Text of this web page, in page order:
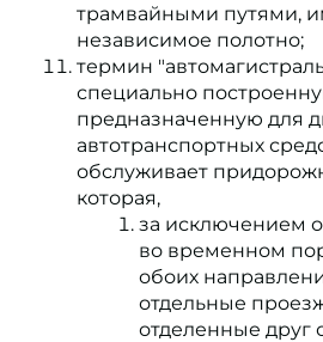
трамвайными путями,
независимое полотно;
термин
специально
предназначенную для
автотранспортных
обслуживает
которая,
за исключением
во временном
обоих
отдельные
отделенные друг